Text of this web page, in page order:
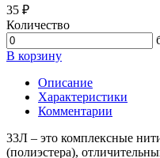
35 ₽
Количество
В корзину
Описание
Характеристики
Комментарии
33Л – это комплексные
(полиэстера),